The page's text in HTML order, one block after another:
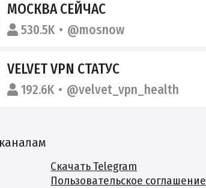
МОСКВА СЕЙЧАС
530.5K @mosnow
VELVET VPN СТАТУС
192.6K @velvet_vpn_health
Скачать Telegram
Пользовательское соглашение